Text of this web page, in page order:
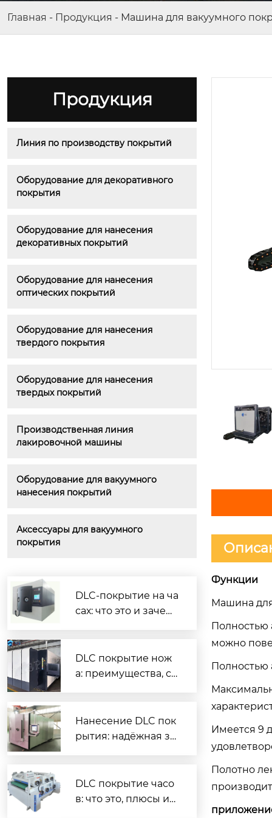
Главная - Продукция - Машина для вакуумного
Продукция
Линия по производству покрытий
Оборудование для декоративного
покрытия
Оборудование для нанесения
декоративных покрытий
Оборудование для нанесения
оптических покрытий
Оборудование для нанесения
твердого покрытия
Оборудование для нанесения
твердых покрытий
Производственная линия
лакировочной машины
Оборудование для вакуумного
нанесения покрытий
Аксессуары для вакуумного
покрытия
DLC-покрытие на ча
сах: что это и зачем
DLC покрытие нож
а: преимущества, ср
Нанесение DLC пок
рытия: надёжная за
DLC покрытие часо
в: что это, плюсы и
Функции
Машина
Полностью
можно
Полностью
Имеется 9
Полотно